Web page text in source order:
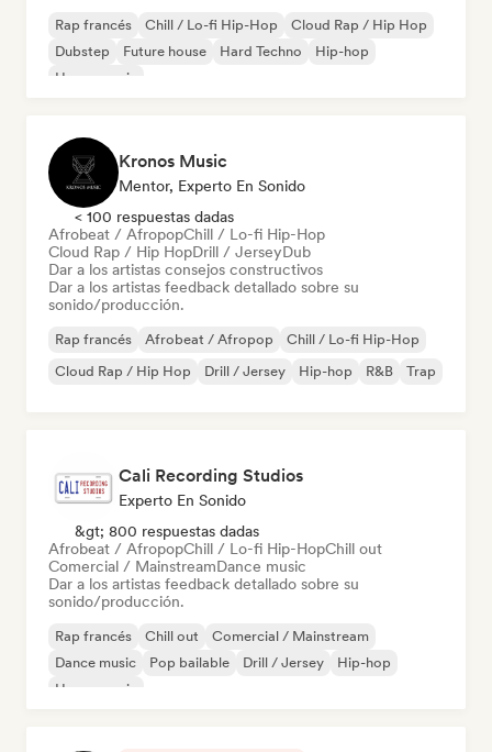
Rap francés Chill / Lo-fi Hip-Hop
Cloud Rap / Hip Hop
Dubstep
Future house Hard Techno
Hip-hop
House music
Kronos Music
Mentor, Experto En Sonido
< 100 respuestas dadas
Afrobeat / AfropopChill / Lo-fi Hip-Hop
Cloud Rap / Hip HopDrill / JerseyDub
Dar a los artistas consejos constructivos
Dar a los artistas feedback detallado sobre su
sonido/producción.
Rap francés Afrobeat / Afropop
Chill / Lo-fi Hip-Hop
Cloud Rap / Hip Hop
Drill / Jersey Hip-hop R&B Trap
Cali Recording Studios
Experto En Sonido
&gt; 800 respuestas dadas
Afrobeat / AfropopChill / Lo-fi Hip-HopChill out
Comercial / MainstreamDance music
Dar a los artistas feedback detallado sobre su
sonido/producción.
Rap francés Chill out
Comercial / Mainstream
Dance music
Pop bailable Drill / Jersey
Hip-hop
House music